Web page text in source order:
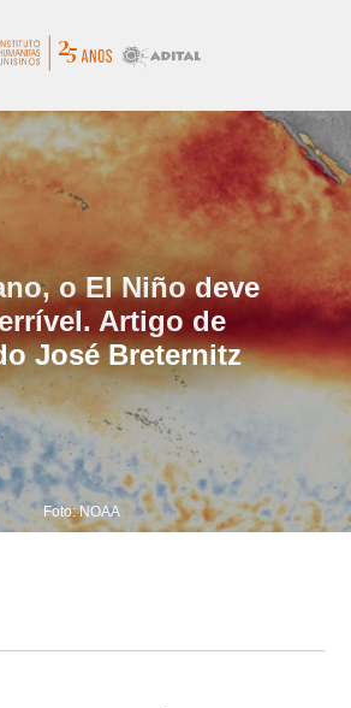
o El Niño deve
Artigo de
José Breternitz
Foto: NOAA